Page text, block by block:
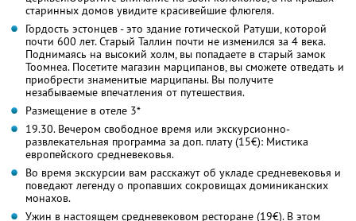
старинных домов увидите красивейшие флюгеля.
Гордость эстонцев - это здание готической Ратуши, которой
почти 600 лет. Старый Таллин почти не изменился за 4 века.
Поднимаясь на высокий холм, вы попадаете в старый замок
Тоомнеа. Посетите магазин марципанов, вы сможете отведать и
приобрести знаменитые марципаны. Вы получите
незабываемые впечатления от путешествия.
Размещение в отеле 3*
19.30. Вечером свободное время или экскурсионно-
развлекательная программа за доп. плату (15€): Мистика
европейского средневековья.
Во время экскурсии вам расскажут об укладе средневековья и
поведают легенду о пропавших сокровищах доминиканских
монахов.
Ужин в настоящем средневековом ресторане (19€). В этом